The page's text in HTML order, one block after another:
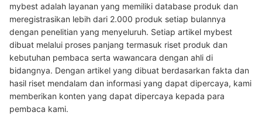
mybest adalah layanan yang memiliki database produk dan
meregistrasikan lebih dari 2.000 produk setiap bulannya
dengan penelitian yang menyeluruh. Setiap artikel mybest
dibuat melalui proses panjang termasuk riset produk dan
kebutuhan pembaca serta wawancara dengan ahli di
bidangnya. Dengan artikel yang dibuat berdasarkan fakta dan
hasil riset mendalam dan informasi yang dapat dipercaya, kami
memberikan konten yang dapat dipercaya kepada para
pembaca kami.